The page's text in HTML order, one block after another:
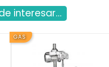
interesar...
GAS